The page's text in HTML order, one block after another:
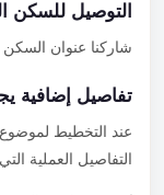
التوصيل للسكن
شاركنا عنوان السكن
تفاصيل إضافية
عند التخطيط لموضوع
التفاصيل العملية